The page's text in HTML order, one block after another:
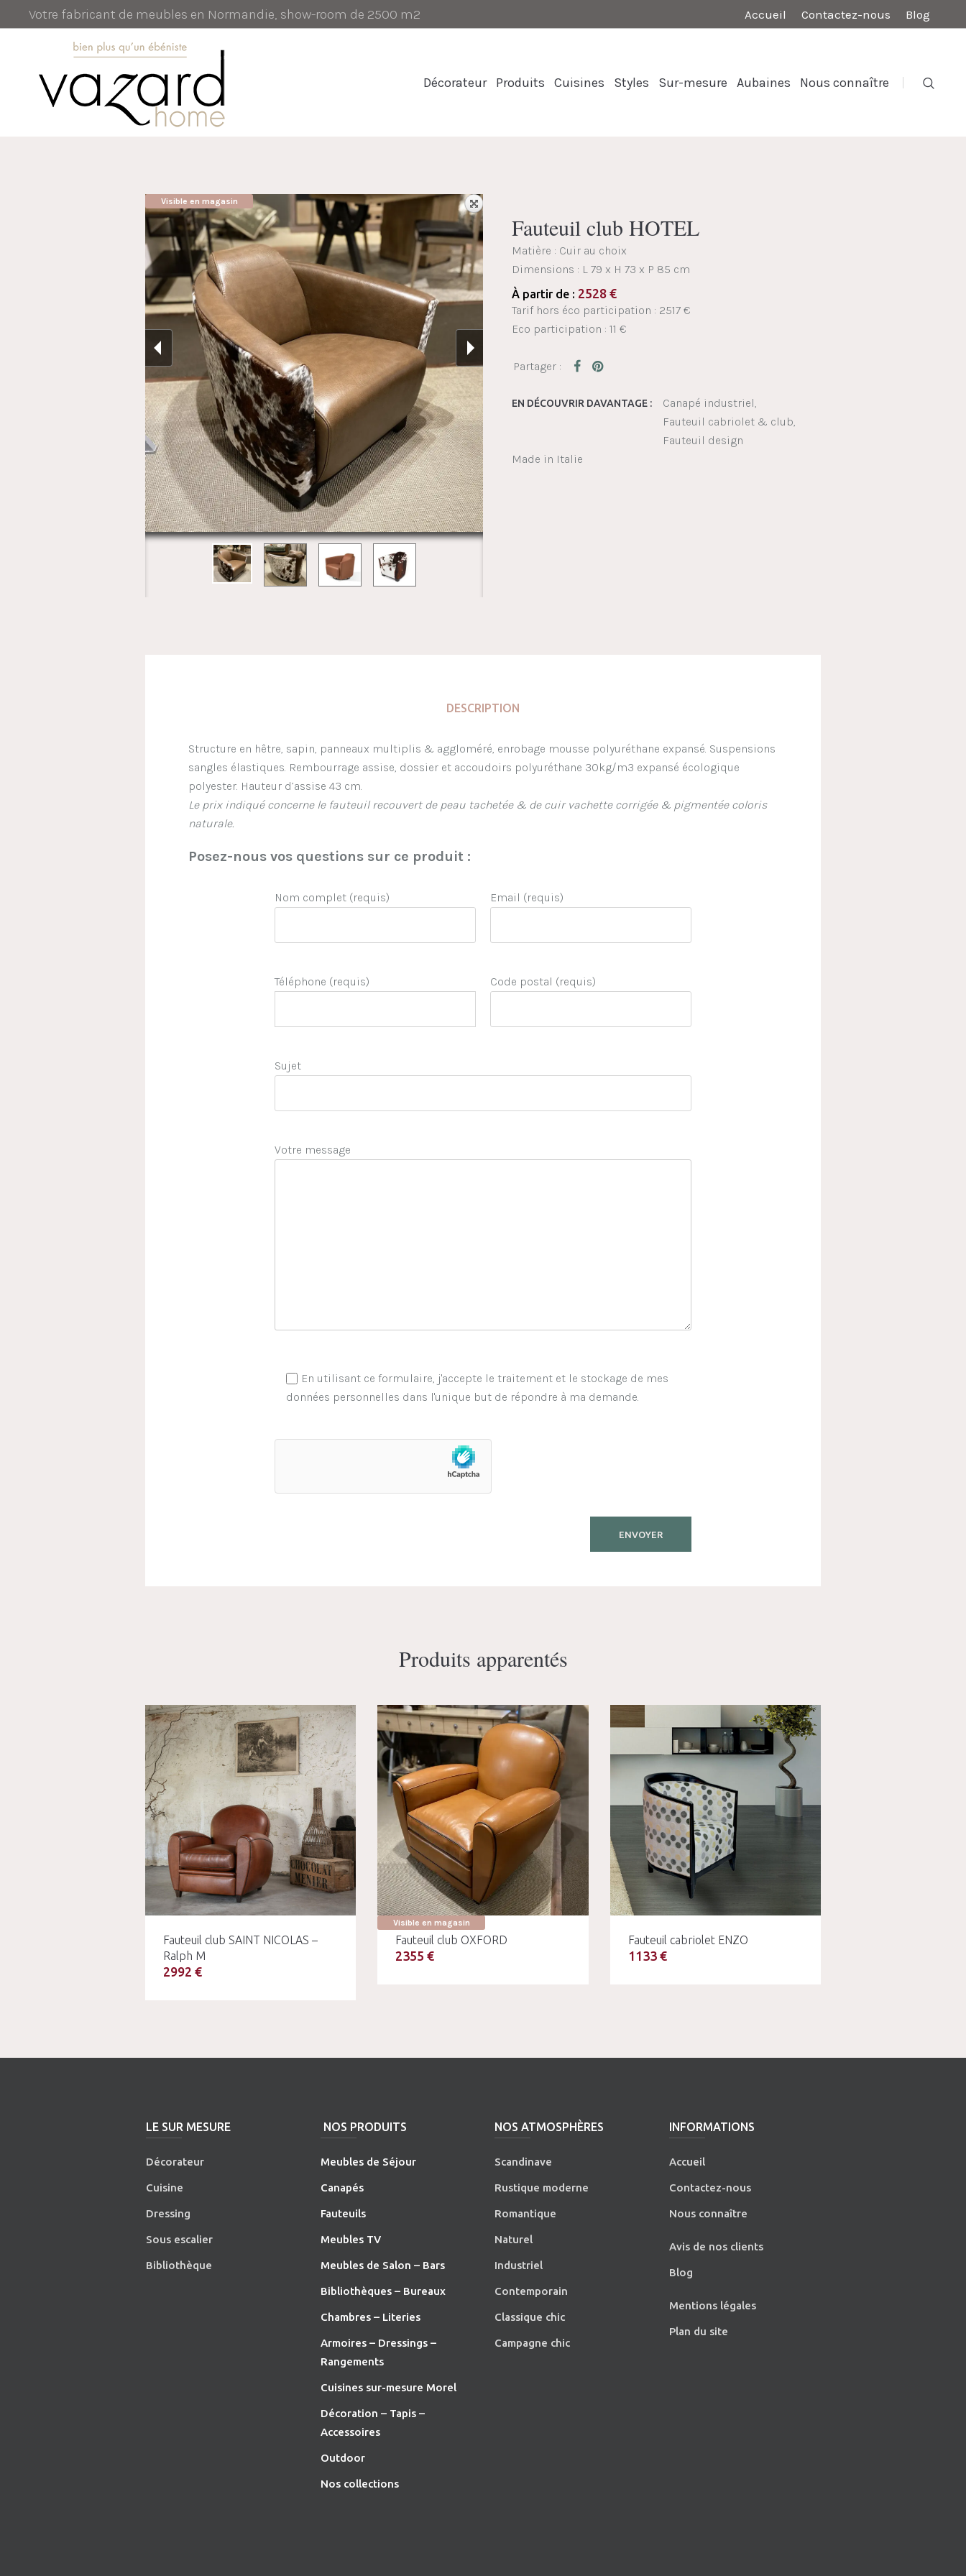
Accueil Contactez-nous Blog
Votre fabricant de meubles en Normandie, show-room de 2500 m2
Décorateur Produits Cuisines Styles Sur-mesure Aubaines Nous connaître
Visible en magasin
Fauteuil club HOTEL
Matière : Cuir au choix
Dimensions : L 79 x H 73 x P 85 cm
À partir de : 2528 €
Tarif hors éco participation : 2517 €
Eco participation : 11 €
EN DÉCOUVRIR DAVANTAGE :
Canapé industriel
Fauteuil cabriolet & club
Fauteuil design
Made in Italie
DESCRIPTION
Structure en hêtre, sapin, panneaux multiplis & aggloméré, enrobage mousse polyuréthane expansé. Suspensions
sangles élastiques. Rembourrage assise, dossier et accoudoirs polyuréthane 30kg/m3 expansé écologique
polyester. Hauteur d’assise 43 cm.
Le prix indiqué concerne le fauteuil recouvert de peau tachetée & de cuir vachette corrigée & pigmentée coloris
naturale.
Posez-nous vos questions sur ce produit :
Nom complet (requis) Email (requis)
Téléphone (requis) Code postal (requis)
Sujet
Votre message
En utilisant ce formulaire, j'accepte le traitement et le stockage de mes
données personnelles dans l'unique but de répondre à ma demande.
Produits apparentés
Fauteuil club SAINT NICOLAS –
Ralph M
2992 €
Visible en magasin
Fauteuil club OXFORD
2355 €
Fauteuil cabriolet ENZO
1133 €
LE SUR MESURE
Décorateur
Cuisine
Dressing
Sous escalier
Bibliothèque
NOS PRODUITS
Meubles de Séjour
Canapés
Fauteuils
Meubles TV
Meubles de Salon – Bars
Bibliothèques – Bureaux
Chambres – Literies
Armoires – Dressings –
Rangements
Cuisines sur-mesure Morel
Décoration – Tapis –
Accessoires
Outdoor
Nos collections
NOS ATMOSPHÈRES
Scandinave
Rustique moderne
Romantique
Naturel
Industriel
Contemporain
Classique chic
Campagne chic
INFORMATIONS
Accueil
Contactez-nous
Nous connaître
Avis de nos clients
Blog
Mentions légales
Plan du site